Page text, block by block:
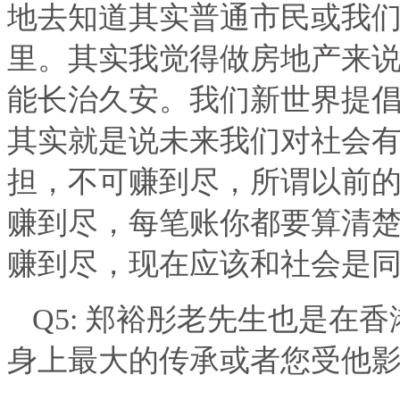
地去知道其实普通市民或我
里。其实我觉得做房地产来
能长治久安。我们新世界提
其实就是说未来我们对社会
担，不可赚到尽，所谓以前
赚到尽，每笔账你都要算清
赚到尽，现在应该和社会是
Q5: 郑裕彤老先生也是在
身上最大的传承或者您受他